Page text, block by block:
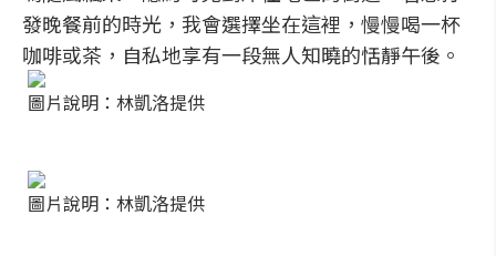
發晚餐前的時光，我會選擇坐在這裡，慢慢喝一杯
咖啡或茶，自私地享有一段無人知曉的恬靜午後。
圖片說明：林凱洛提供
圖片說明：林凱洛提供